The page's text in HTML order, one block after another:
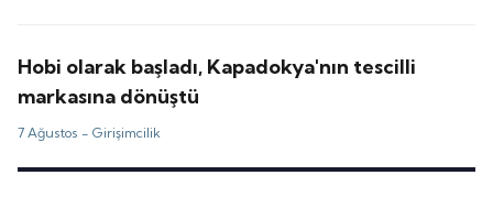
Hobi olarak başladı, Kapadokya'nın tescilli
markasına dönüştü
7 Ağustos -Girişimcilik